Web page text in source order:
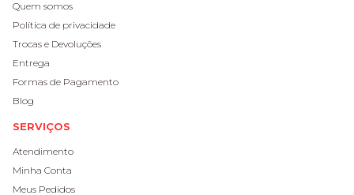
Quem somos
Política de privacidade
Trocas e Devoluções
Entrega
Formas de Pagamento
Blog
SERVIÇOS
Atendimento
Minha Conta
Meus Pedidos